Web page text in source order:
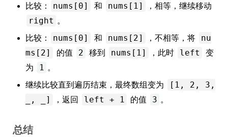
比较：
nums[0] 和 nums[1] ，相等，继续移动
right 。
比较：
nums[0] 和 nums[2] ，不相等，将
nu
ms[2]
的值 2 移到 nums[1] ，此时 left
变
为
1 。
继续比较直到遍历结束，最终数组变为
[1, 2, 3,
_, _]
，返回 left + 1 的值 3 。
总结